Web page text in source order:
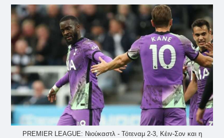
PREMIER LEAGUE: Νιούκαστλ - Τότεναμ 2-3, Κέιν-Σον και η